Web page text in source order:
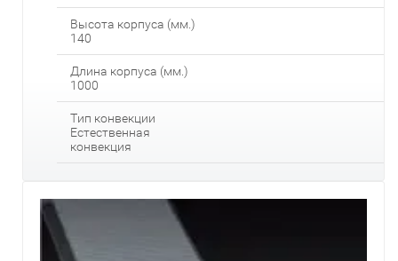
Высота корпуса (мм.)
140
Длина корпуса (мм.)
1000
Тип конвекции
Естественная
конвекция